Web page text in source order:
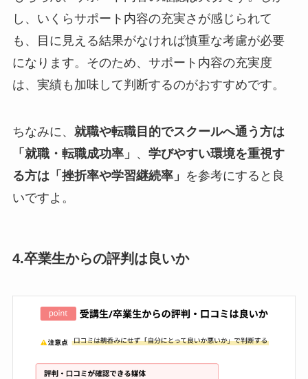
し、いくらサポート内容の充実さが感じられて
も、目に見える結果がなければ慎重な考慮が必要
になります。そのため、サポート内容の充実度
は、実績も加味して判断するのがおすすめです。
ちなみに、 就職や転職目的でスクールへ通う方は
「就職・転職成功率」 、 学びやすい環境を重視す
る方は「挫折率や学習継続率」 を参考にすると良
いですよ。
4.卒業生からの評判は良いか